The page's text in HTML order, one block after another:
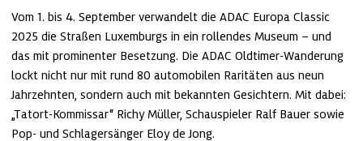
Vom 1. bis 4. September verwandelt die ADAC Europa Classic
2025 die Straßen Luxemburgs in ein rollendes Museum – und
das mit prominenter Besetzung. Die ADAC Oldtimer-Wanderung
lockt nicht nur mit rund 80 automobilen Raritäten aus neun
Jahrzehnten, sondern auch mit bekannten Gesichtern. Mit dabei:
„Tatort-Kommissar“ Richy Müller, Schauspieler Ralf Bauer sowie
Pop- und Schlagersänger Eloy de Jong.